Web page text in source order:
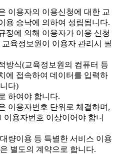
이용자의 이용신청에 대한 교
용 승낙에 의하여 성립됩니다.
정에 의해 이용자가 이용 신청
육정보원이 이용자 관리시 필
방식(교육정보원의 컴퓨터 등
에 접속하여 데이터를 입력하
다)
하여야 합니다.
이용자번호 단위로 체결하며,
이용자번호 이상이어야 합니
량이용 등 특별한 서비스 이용
별도의 계약으로 합니다.